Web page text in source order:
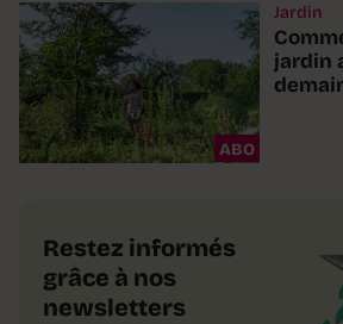
ABO
Jardin
jardin
Restez informés
grâce à nos
newsletters